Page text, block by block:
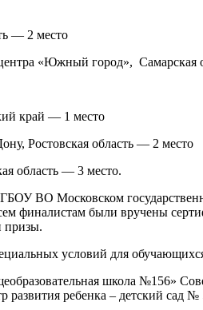
— 2 место
«Южный город», Самарская
край — 1 место
Ростовская область — 2 место
область — 3 место.
ВО Московском
финалистам были вручены
призы.
условий для
школа №156»
ребенка – детский сад